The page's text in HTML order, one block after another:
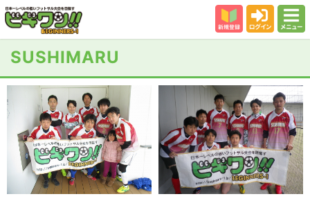
カテゴリー
大会結果
スタッフ紹介
よくある質問
参加者の声
SUSHIMARU